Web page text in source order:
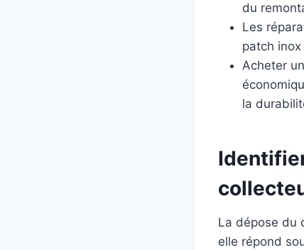
du
Les
patch
Acheter
la
La dépose du
elle répond